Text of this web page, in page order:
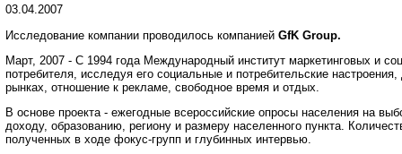
03.04.2007
Исследование компании проводилось компанией GfK Group.
Март, 2007 - С 1994 года Международный институт маркетинговых и
потребителя, исследуя его социальные и потребительские
рынках, отношение к рекламе, свободное время и отдых.
В основе проекта - ежегодные всероссийские опросы населения на
доходу, образованию, региону и размеру населенного пункта.
полученных в ходе фокус-групп и глубинных интервью.